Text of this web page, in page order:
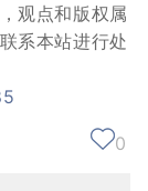
观点和版权属
系本站进行处
0